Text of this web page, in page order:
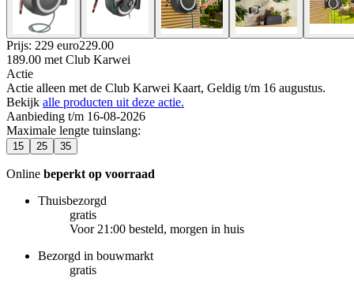
Prijs: 229 euro229.00
189.00 met Club Karwei
Actie
Actie alleen met de Club Karwei Kaart, Geldig t/m 16 augustus.
Bekijk alle producten uit deze actie.
Aanbieding t/m 16-08-2026
Maximale lengte tuinslang:
15 25 35
Online beperkt op voorraad
Thuisbezorgd
gratis
Voor 21:00 besteld, morgen in huis
Bezorgd in bouwmarkt
gratis